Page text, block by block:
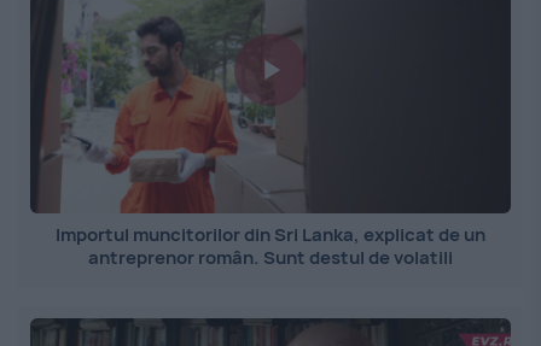
Importul muncitorilor din Sri Lanka, explicat de un
antreprenor român. Sunt destul de volatili